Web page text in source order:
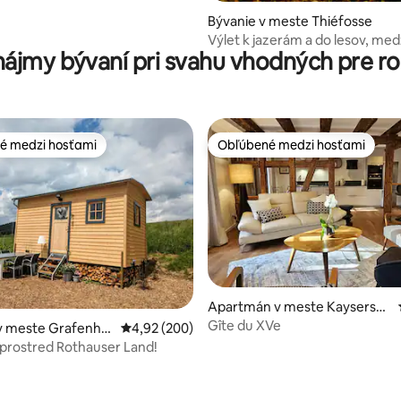
Bývanie v meste Thiéfosse
Výlet k jazerám a do lesov,
Gérardmer-La Bresse
bývaní pri svahu vhodných pre
4,9 z 5, počet hodnotení: 78
medzi hosťami
medzi hosťami
meste Grafenha
Priemerné ohodnotenie 4,92 z 5, počet
4,92 (200)
Rothauser Land!
Obľúbené medzi hosťami
Obľúbené medzi hosťami
Apartmán v meste Kaysersb
erg-Vignoble
Gîte du XVe